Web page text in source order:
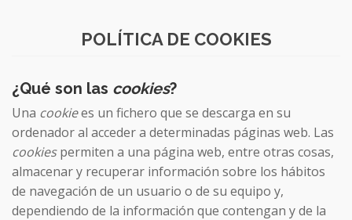
POLÍTICA DE COOKIES
¿Qué son las cookies?
Una cookiees un fichero que se descarga en su
ordenador al acceder a determinadas páginas web. Las
cookiespermiten a una página web, entre otras cosas,
almacenar y recuperar información sobre los hábitos
de navegación de un usuario o de su equipo y,
dependiendo de la información que contengan y de la